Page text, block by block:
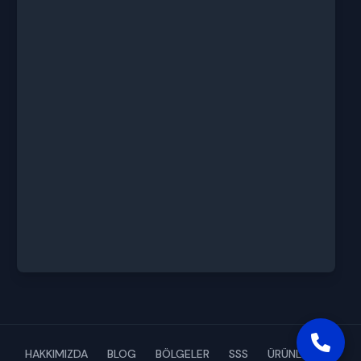
HAKKIMIZDA BLOG BÖLGELER SSS ÜRÜNLERİMİZ